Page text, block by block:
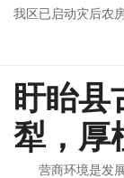
我区已启动灾后农
盱眙县
犁，厚
营商环境是发